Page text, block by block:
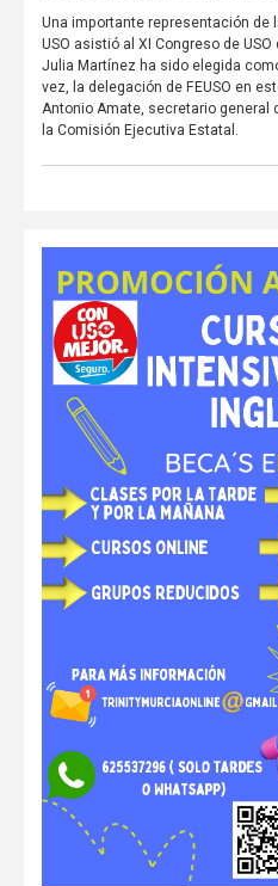
Una importante representación de
USO asistió al XI Congreso de
Julia Martínez ha sido elegida
vez, la delegación de FEUSO en
Antonio Amate, secretario general
la Comisión Ejecutiva Estatal.